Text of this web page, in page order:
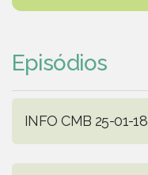
Episódios
INFO CMB 25-01-18